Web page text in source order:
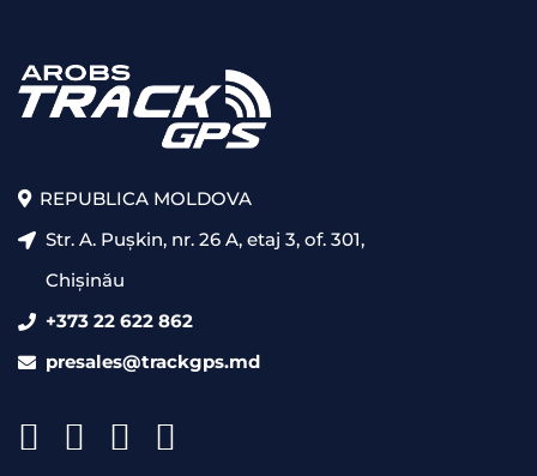
REPUBLICA MOLDOVA
Str. A. Pușkin, nr. 26 A, etaj 3, of. 301,
Chișinău
+373 22 622 862
presales@trackgps.md